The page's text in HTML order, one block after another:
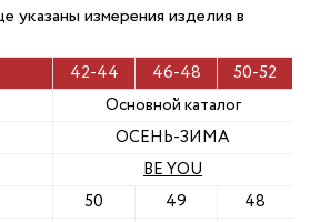
указаны измерения изделия в
42-44 46-48
50-52
Основной каталог
ОСЕНЬ-ЗИМА
BE YOU
50 49
48